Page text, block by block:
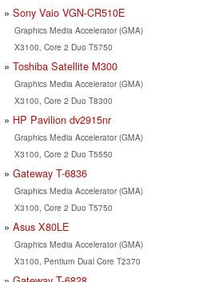
Sony Vaio VGN-CR510E
Graphics Media Accelerator (GMA)
X3100, Core 2 Duo T5750
Toshiba Satellite M300
Graphics Media Accelerator (GMA)
X3100, Core 2 Duo T8300
HP Pavilion dv2915nr
Graphics Media Accelerator (GMA)
X3100, Core 2 Duo T5550
Gateway T-6836
Graphics Media Accelerator (GMA)
X3100, Core 2 Duo T5750
Asus X80LE
Graphics Media Accelerator (GMA)
X3100, Pentium Dual Core T2370